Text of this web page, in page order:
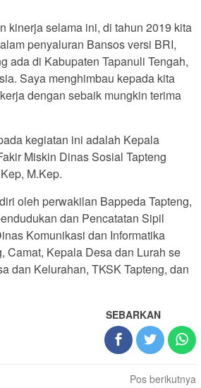
kinerja selama ini, di tahun 2019 kita
penyaluran Bansos versi BRI,
ada di Kabupaten Tapanuli Tengah,
Saya menghimbau kepada kita
dengan sebaik mungkin terima
kegiatan ini adalah Kepala
Miskin Dinas Sosial Tapteng
M.Kep.
oleh perwakilan Bappeda Tapteng,
dan Pencatatan Sipil
Komunikasi dan Informatika
Camat, Kepala Desa dan Lurah se
dan Kelurahan, TKSK Tapteng, dan
SEBARKAN
Pos berikutnya